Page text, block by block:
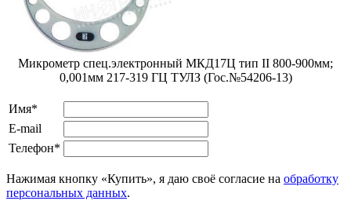
Микрометр спец.электронный МКД17Ц тип II 800-900мм;
0,001мм 217-319 ГЦ ТУЛЗ (Гос.№54206-13)
Имя*
E-mail
Телефон*
Нажимая кнопку «Купить», я даю своё согласие на обработку
персональных данных.